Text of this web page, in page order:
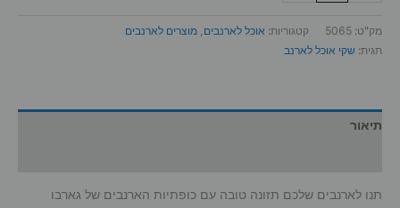
כופתיות
לארנבים
של
ק"ג
מק"ט: 5065 קטגוריות: אוכל לארנבים, מוצרים לארנבים
תגית: שקי אוכל לארנב
תיאור
תנו לארנבים שלכם תזונה טובה עם כופתיות הארנבים של גארבו